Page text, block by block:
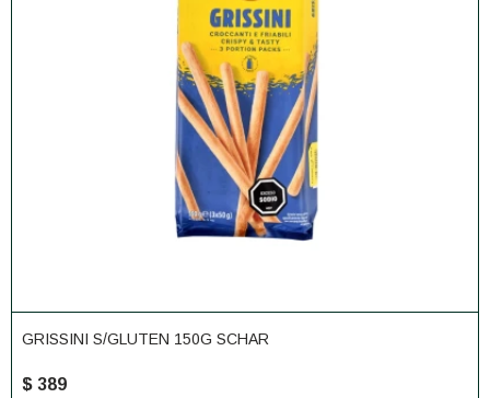
GRISSINI S/GLUTEN 150G SCHAR
$ 389